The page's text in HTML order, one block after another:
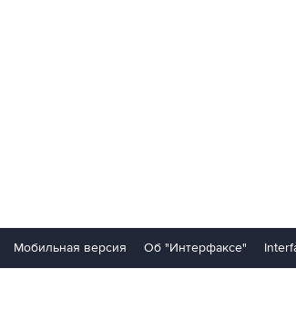
Мобильная версия Об "Интерфаксе"